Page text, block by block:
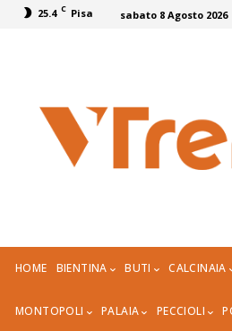
25.4 C Pisa sabato 8 Agosto 2026
HOME BIENTINA BUTI CALCINAIA
MONTOPOLI PALAIA PECCIOLI